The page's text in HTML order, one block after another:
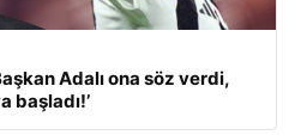
Adalı ona söz verdi,
başladı!’